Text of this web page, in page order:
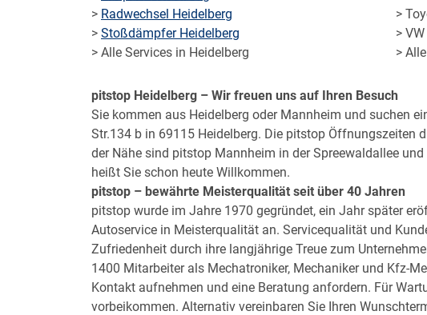
> Radwechsel Heidelberg
> Stoßdämpfer Heidelberg
> Alle Services in Heidelberg
>
>
>
pitstop Heidelberg – Wir freuen uns auf Ihren Besuch
Sie kommen aus Heidelberg oder Mannheim und suchen
Str.134 b in 69115 Heidelberg. Die pitstop Öffnungszeiten
der Nähe sind pitstop Mannheim in der Spreewaldallee
heißt Sie schon heute Willkommen.
pitstop – bewährte Meisterqualität seit über 40 Jahren
pitstop wurde im Jahre 1970 gegründet, ein Jahr später
Autoservice in Meisterqualität an. Servicequalität und
Zufriedenheit durch ihre langjährige Treue zum
1400 Mitarbeiter als Mechatroniker, Mechaniker und Kfz-
Kontakt aufnehmen und eine Beratung anfordern. Für
vorbeikommen. Alternativ vereinbaren Sie Ihren